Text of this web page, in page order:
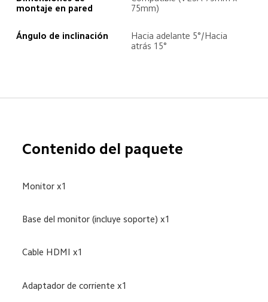
montaje en pared
75mm)
Ángulo de inclinación
Hacia adelante 5°/Hacia
atrás 15°
Contenido del paquete
Monitor x1
Base del monitor (incluye soporte) x1
Cable HDMI x1
Adaptador de corriente x1